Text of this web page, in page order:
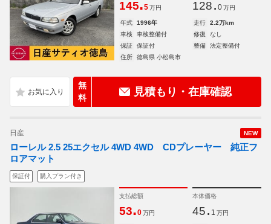
145.5 万円 128. 0 万円
年式 1996年 走行
2.2万km
車検
車検整備付 修復
なし
保証
保証付 整備
法定整備付
住所
徳島県 小松島市
無
料
見積もり・在庫確認
NEW
日産
ローレル 2.5 25エクセル 4WD 4WD CDプレーヤー 純正フ
ロアマット
保証付 購入プラン付き
支払総額
53.0 万円
本体価格
45. 1 万円